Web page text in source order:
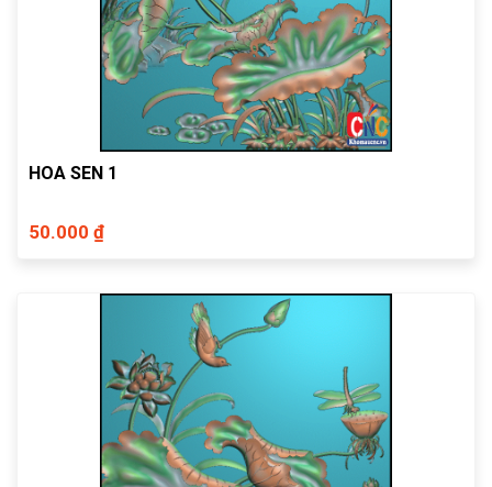
HOA SEN 1
50.000 ₫